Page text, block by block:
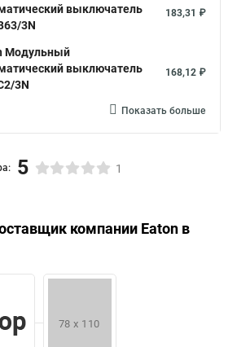
выключатель
3N
183,31 ₽
Модульный
выключатель
3N
168,12 ₽
Показать больше
5 1
компании Eaton в